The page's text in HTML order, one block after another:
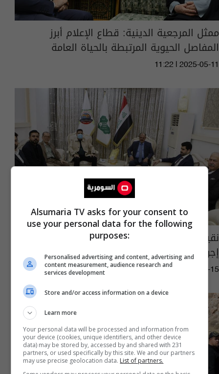
ممثل المرجعية الدينية: قطاع الإعلام أبرز
المفاصل الحيوية المرتبطة بالحياة العامة
11:22 | 2025-05-11
نقيب الصحفيين يبحث مع وفد العتبة الحسينية
إجراءات التكفل بعلاج الصحفيين
09:08 | 2025-02-15
Alsumaria TV asks for your consent to
use your personal data for the following
purposes:
Personalised advertising and content, advertising and
content measurement, audience research and
services development
Store and/or access information on a device
Learn more
Your personal data will be processed and information from
your device (cookies, unique identifiers, and other device
data) may be stored by, accessed by and shared with 231
partners, or used specifically by this site. We and our partners
may use precise geolocation data. List of partners.